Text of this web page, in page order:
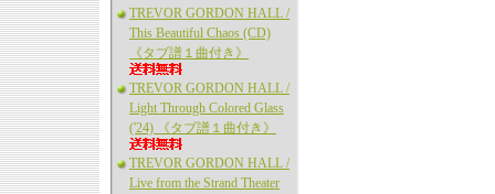
TREVOR GORDON HALL /
This Beautiful Chaos (CD)
《タブ譜１曲付き》
TREVOR GORDON HALL /
Light Through Colored Glass
('24) 《タブ譜１曲付き》
TREVOR GORDON HALL /
Live from the Strand Theater